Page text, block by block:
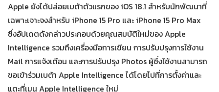
Apple ยังได้ปล่อยเบต้าตัวแรกของ iOS 18.1 สำหรับนักพัฒนาที่
เฉพาะเจาะจงสำหรับ iPhone 15 Pro และ iPhone 15 Pro Max
ซึ่งอัปเดตดังกล่าวประกอบด้วยคุณสมบัติใหม่ของ Apple
Intelligence รวมถึงเครื่องมือการเขียน การปรับปรุงการใช้งาน
Mail การแจ้งเตือน และการปรับปรุง Photos ผู้ซึ่งใช้งานสามารถ
ขอเข้าร่วมเบต้า Apple Intelligence ได้โดยไปที่การตั้งค่าและ
แตะที่เมนู Apple Intelligence ใหม่